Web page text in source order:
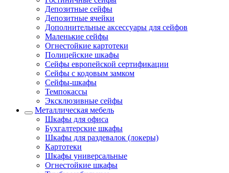
Депозитные сейфы
Депозитные ячейки
Дополнительные аксессуары для сейфов
Маленькие сейфы
Огнестойкие картотеки
Полицейские шкафы
Сейфы европейской сертификации
Сейфы с кодовым замком
Сейфы-шкафы
Темпокассы
Эксклюзивные сейфы
Металлическая мебель
Шкафы для офиса
Бухгалтерские шкафы
Шкафы для раздевалок (локеры)
Картотеки
Шкафы универсальные
Огнестойкие шкафы